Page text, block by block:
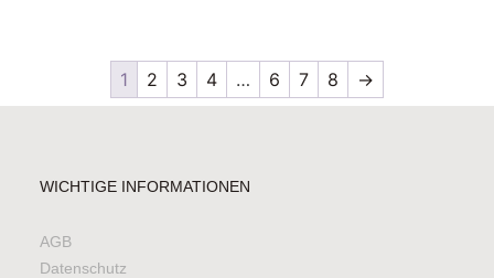
1 2 3 4 … 6 7 8 →
WICHTIGE INFORMATIONEN
AGB
Datenschutz